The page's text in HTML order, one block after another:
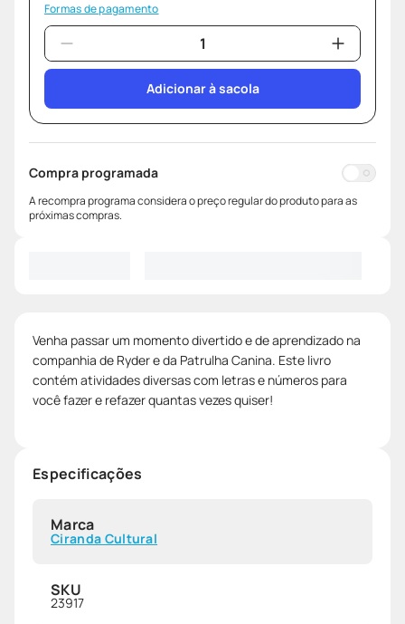
Formas de pagamento
Adicionar à sacola
Compra programada
A recompra programa considera o preço regular do produto para as
próximas compras.
Venha passar um momento divertido e de aprendizado na
companhia de Ryder e da Patrulha Canina. Este livro
contém atividades diversas com letras e números para
você fazer e refazer quantas vezes quiser!
Especificações
Marca
Ciranda Cultural
SKU
23917